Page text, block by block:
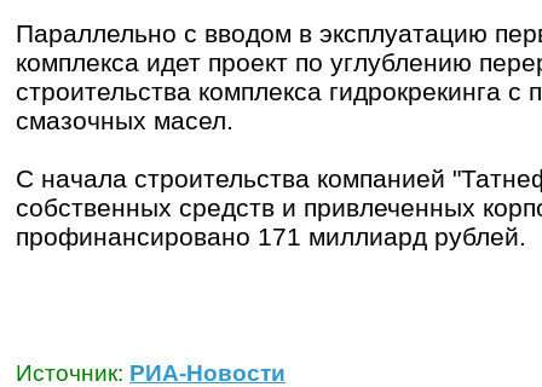
Параллельно с вводом в эксплуатацию
комплекса идет проект по углублению
строительства комплекса гидрокрекинга с
смазочных масел.
С начала строительства компанией
собственных средств и привлеченных
профинансировано 171 миллиард рублей.
Источник: РИА-Новости